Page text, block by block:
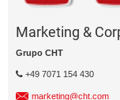
Marketing &
Grupo CHT
+49 7071 154 430
marketing@cht.com